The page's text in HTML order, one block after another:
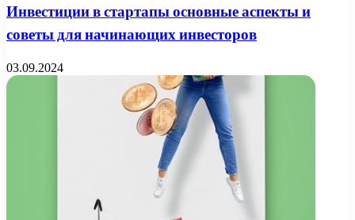
Инвестиции в стартапы основные аспекты и
советы для начинающих инвесторов
03.09.2024